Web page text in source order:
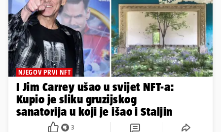
NJEGOV PRVI NFT
I Jim Carrey ušao u svijet NFT-a:
Kupio je sliku gruzijskog
sanatorija u koji je išao i Staljin
3